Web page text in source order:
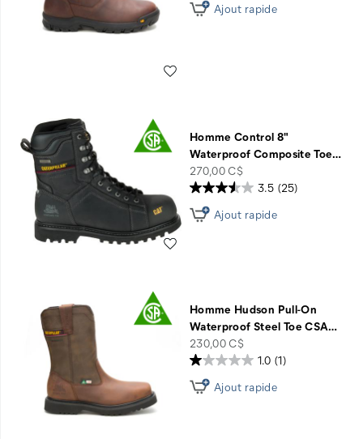
Ajout rapide
Homme Control 8"
Waterproof Composite Toe…
price
270,00 C$
3.5 (25)
Ajout rapide
Homme Hudson Pull-On
Waterproof Steel Toe CSA…
price
230,00 C$
1.0 (1)
Ajout rapide